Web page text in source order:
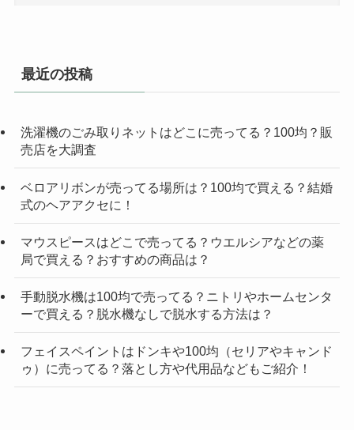
最近の投稿
洗濯機のごみ取りネットはどこに売ってる？100均？販
売店を大調査
ベロアリボンが売ってる場所は？100均で買える？結婚
式のヘアアクセに！
マウスピースはどこで売ってる？ウエルシアなどの薬
局で買える？おすすめの商品は？
手動脱水機は100均で売ってる？ニトリやホームセンタ
ーで買える？脱水機なしで脱水する方法は？
フェイスペイントはドンキや100均（セリアやキャンド
ゥ）に売ってる？落とし方や代用品などもご紹介！